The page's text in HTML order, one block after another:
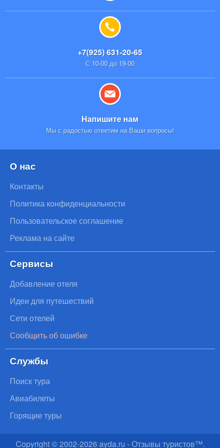
+7(925) 631-20-65
С 10-00 до 19-00
Напишите нам
Мы с радостью ответим на Ваши вопросы!
О нас
Контакты
Политика конфиденциальности
Пользовательское соглашение
Реклама на сайте
Сервисы
Добавление отеля
Идеи для путешествий
Сети отелей
Сообщить об ошибке
Службы
Поиск тура
Авиабилеты
Горящие туры
Copyright © 2002-2026 ayda.ru - Отзывы туристов™.